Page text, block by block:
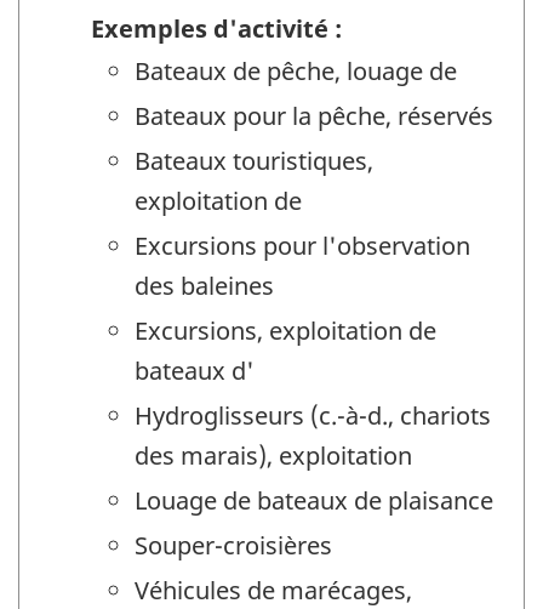
Exemples d'activité :
Bateaux de pêche, louage de
Bateaux pour la pêche, réservés
Bateaux touristiques,
exploitation de
Excursions pour l'observation
des baleines
Excursions, exploitation de
bateaux d'
Hydroglisseurs (c.-à-d., chariots
des marais), exploitation
Louage de bateaux de plaisance
Souper-croisières
Véhicules de marécages,